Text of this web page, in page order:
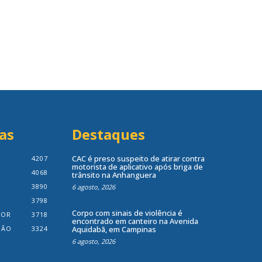
4207
4068
3890
3798
3718
3324
Destaques
CAC é preso suspeito de atirar contra
motorista de aplicativo após briga de
trânsito na Anhanguera
6 agosto, 2026
Corpo com sinais de violência é
encontrado em canteiro na Avenida
Aquidabã, em Campinas
6 agosto, 2026